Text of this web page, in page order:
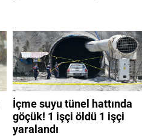
İçme suyu tünel hattında
göçük! 1 işçi öldü 1 işçi
yaralandı